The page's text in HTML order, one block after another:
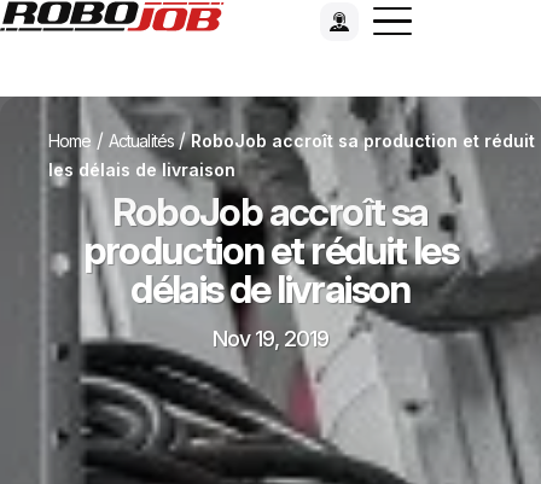
Home / Actualités/RoboJob accroît sa production et réduit
les délais de livraison
RoboJob accroît sa
production et réduit les
délais de livraison
Nov 19, 2019